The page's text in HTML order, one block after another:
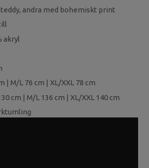
teddy, andra med bohemiskt print
akryl
| M/L 76 cm | XL/XXL 78 cm
cm | M/L 136 cm | XL/XXL 140 cm